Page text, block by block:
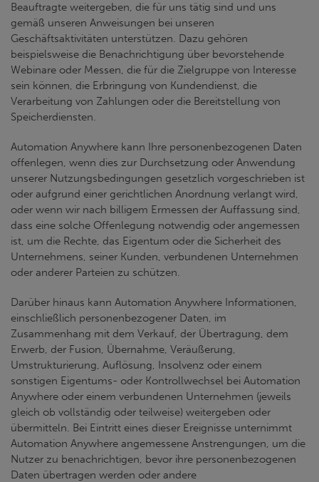
Beauftragte weitergeben, die für uns tätig sind und uns
gemäß unseren Anweisungen bei unseren
Geschäftsaktivitäten unterstützen. Dazu gehören
beispielsweise die Benachrichtigung über bevorstehende
Webinare oder Messen, die für die Zielgruppe von Interesse
sein können, die Erbringung von Kundendienst, die
Verarbeitung von Zahlungen oder die Bereitstellung von
Speicherdiensten.
Automation Anywhere kann Ihre personenbezogenen Daten
offenlegen, wenn dies zur Durchsetzung oder Anwendung
unserer Nutzungsbedingungen gesetzlich vorgeschrieben ist
oder aufgrund einer gerichtlichen Anordnung verlangt wird,
oder wenn wir nach billigem Ermessen der Auffassung sind,
dass eine solche Offenlegung notwendig oder angemessen
ist, um die Rechte, das Eigentum oder die Sicherheit des
Unternehmens, seiner Kunden, verbundenen Unternehmen
oder anderer Parteien zu schützen.
Darüber hinaus kann Automation Anywhere Informationen,
einschließlich personenbezogener Daten, im
Zusammenhang mit dem Verkauf, der Übertragung, dem
Erwerb, der Fusion, Übernahme, Veräußerung,
Umstrukturierung, Auflösung, Insolvenz oder einem
sonstigen Eigentums- oder Kontrollwechsel bei Automation
Anywhere oder einem verbundenen Unternehmen (jeweils
gleich ob vollständig oder teilweise) weitergeben oder
übermitteln. Bei Eintritt eines dieser Ereignisse unternimmt
Automation Anywhere angemessene Anstrengungen, um die
Nutzer zu benachrichtigen, bevor ihre personenbezogenen
Daten übertragen werden oder andere